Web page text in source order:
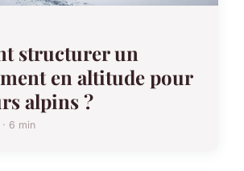
structurer un
en altitude pour
alpins ?
6 min